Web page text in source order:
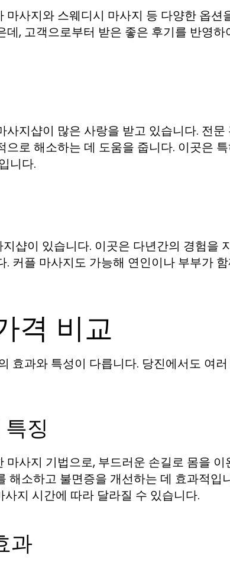
사지와 스웨디시 마사지 등 다양한 옵션
데, 고객으로부터 받은 좋은 후기를 반영
사지샵이 많은 사랑을 받고 있습니다. 전
로 해소하는 데 도움을 줍니다. 이곳은
니다.
지샵이 있습니다. 이곳은 다년간의 경험을
커플 마사지도 가능해 연인이나 부부가
격 비교
효과와 특성이 다릅니다. 당진에서도 여
징
사지 기법으로, 부드러운 손길로 몸을
해소하고 불면증을 개선하는 데 효과적입
지 시간에 따라 달라질 수 있습니다.
과